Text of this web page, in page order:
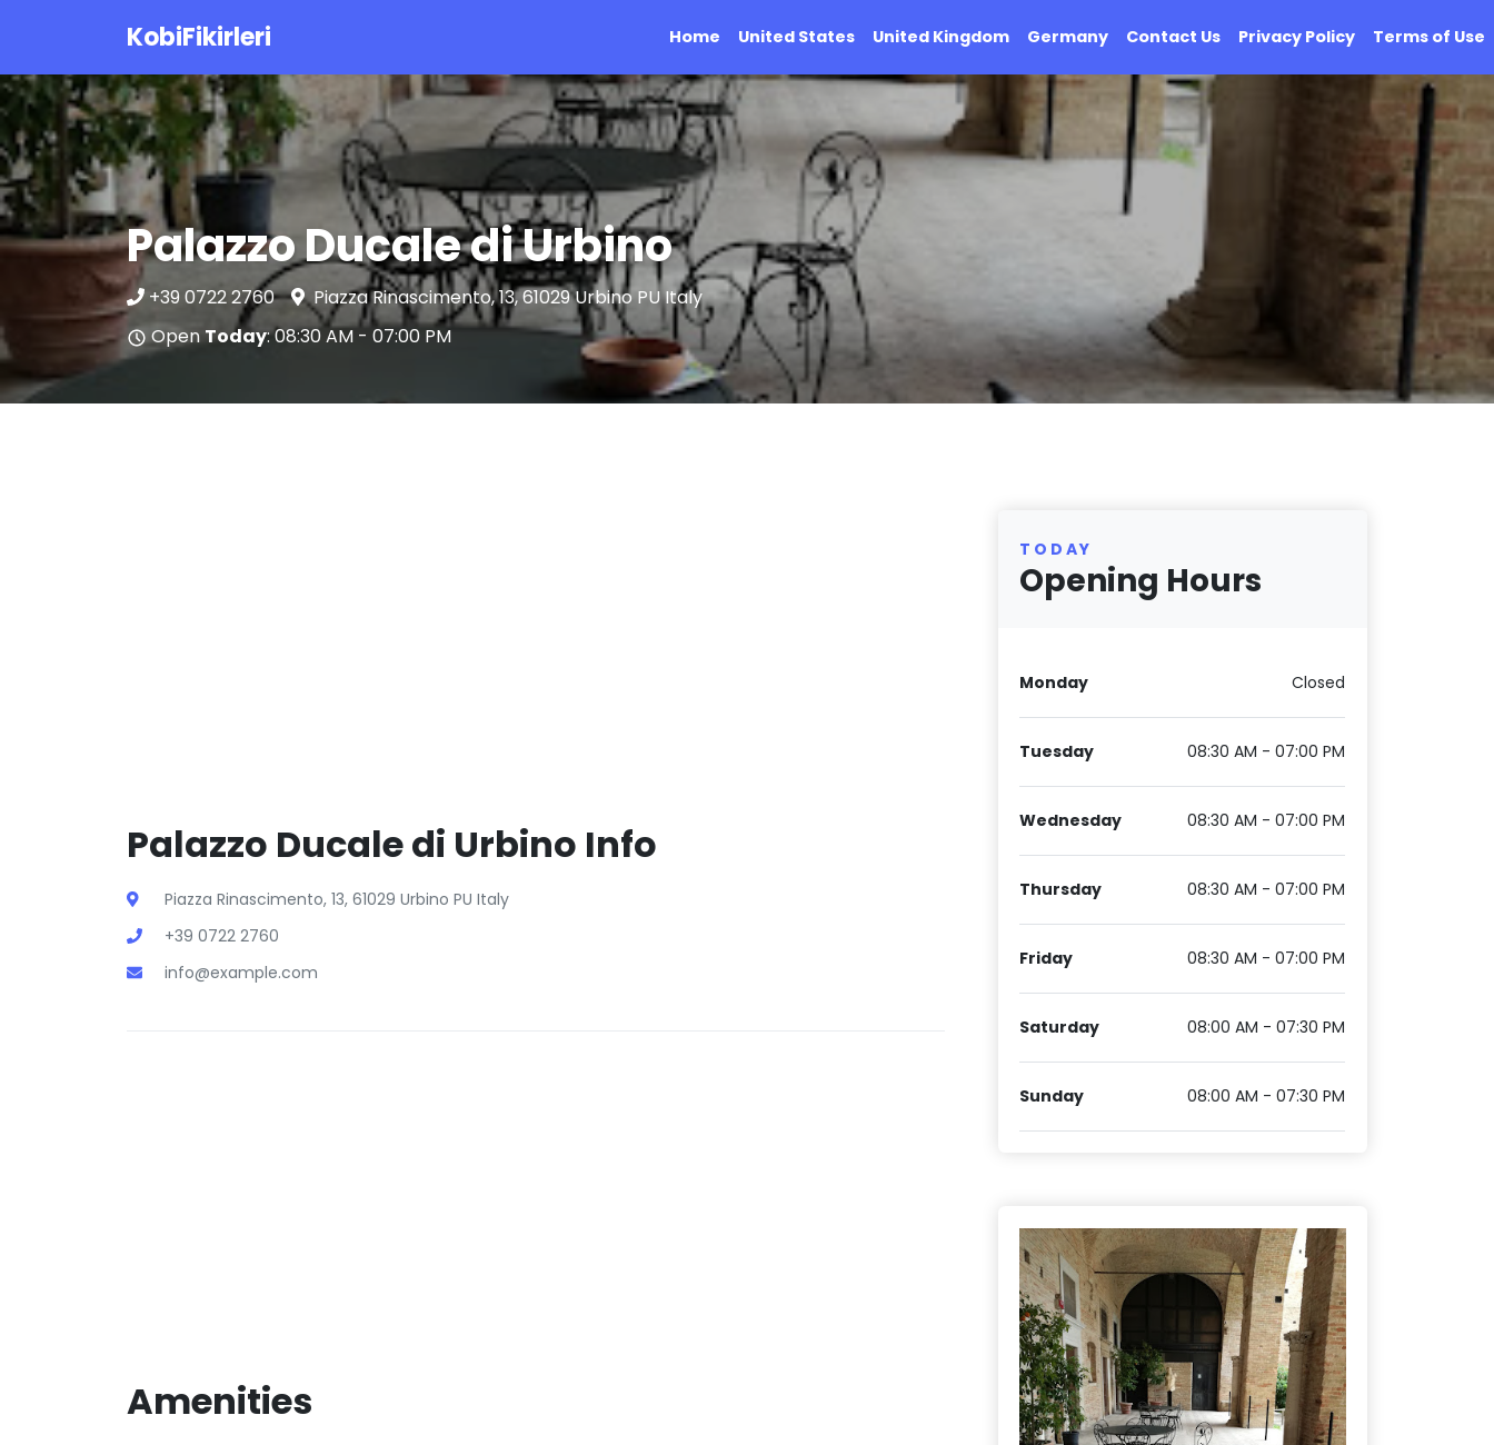
KobiFikirleri Home United States United Kingdom Germany Contact Us Privacy Policy Terms of Use
Palazzo Ducale di Urbino
+39 0722 2760
Piazza Rinascimento, 13, 61029 Urbino PU Italy
OpenToday: 08:30 AM - 07:00 PM
Palazzo Ducale di Urbino Info
Piazza Rinascimento, 13, 61029 Urbino PU Italy
+39 0722 2760
info@example.com
Amenities
TODAY
Opening Hours
Monday Closed
Tuesday 08:30 AM - 07:00 PM
Wednesday 08:30 AM - 07:00 PM
Thursday 08:30 AM - 07:00 PM
Friday 08:30 AM - 07:00 PM
Saturday 08:00 AM - 07:30 PM
Sunday 08:00 AM - 07:30 PM